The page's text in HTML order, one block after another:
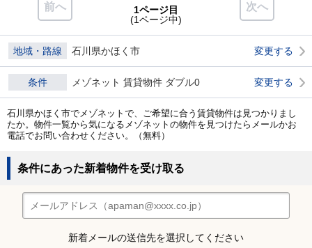
前へ 次へ
1ページ目
(1ページ中)
地域・路線 石川県かほく市 変更する
条件 メゾネット 賃貸物件 ダブル0 変更する
石川県かほく市でメゾネットで、ご希望に合う賃貸物件は見つかりまし
たか。物件一覧から気になるメゾネットの物件を見つけたらメールかお
電話でお問い合わせください。（無料）
条件にあった新着物件を受け取る
新着メールの送信先を選択してください